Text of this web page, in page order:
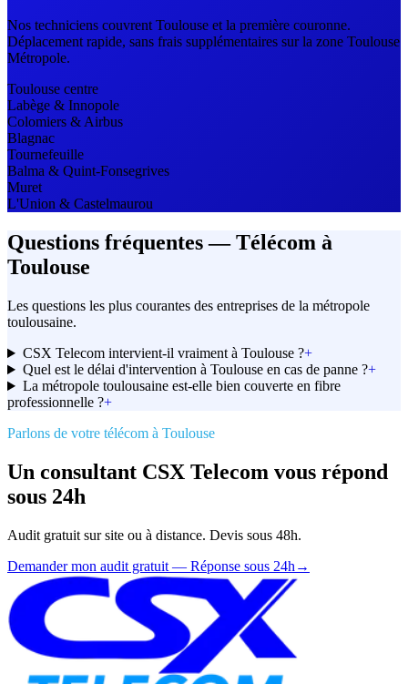
Nos techniciens couvrent Toulouse et la première couronne.
Déplacement rapide, sans frais supplémentaires sur la zone Toulouse
Métropole.
Toulouse centre
Labège & Innopole
Colomiers & Airbus
Blagnac
Tournefeuille
Balma & Quint-Fonsegrives
Muret
L'Union & Castelmaurou
Questions fréquentes — Télécom à
Toulouse
Les questions les plus courantes des entreprises de la métropole
toulousaine.
CSX Telecom intervient-il vraiment à Toulouse ?+
Quel est le délai d'intervention à Toulouse en cas de panne ?+
La métropole toulousaine est-elle bien couverte en fibre
professionnelle ?+
Parlons de votre télécom à Toulouse
Un consultant CSX Telecom vous répond
sous 24h
Audit gratuit sur site ou à distance. Devis sous 48h.
Demander mon audit gratuit — Réponse sous 24h →